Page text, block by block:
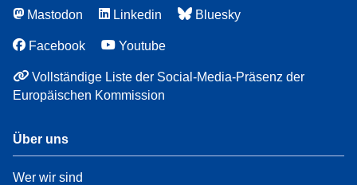
Mastodon Linkedin Bluesky
Facebook Youtube
Vollständige Liste der Social-Media-Präsenz der
Europäischen Kommission
Über uns
Wer wir sind